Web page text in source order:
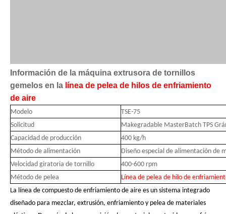
Información de la máquina extrusora de tornillos
gemelos en la línea de pelea de hilos de enfriamiento
de aire
Modelo
TSE-75
Solicitud
Makegradable MasterBatch TPS
Capacidad de producción
400 kg/h
Método de alimentación
Diseño especial de alimentación de
Velocidad giratoria de tornillo
400-600 rpm
Método de pelea
Línea de pelea de hilo de
La línea de compuesto de enfriamiento de aire es un sistema integrado
diseñado para mezclar, extrusión, enfriamiento y pelea de materiales